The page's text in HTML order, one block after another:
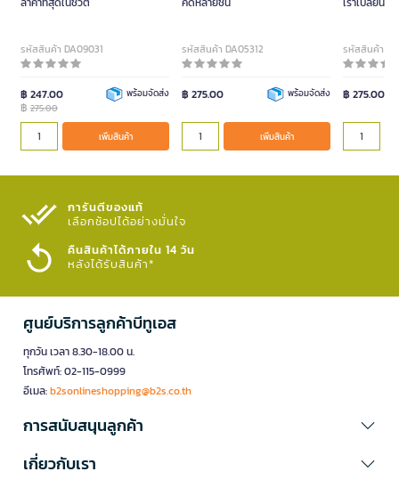
รหัสสินค้า DA09031
฿ 247.00
฿ 275.00
พร้อมจัดส่ง
เพิ่มสินค้า
รหัสสินค้า DA05312
฿ 275.00 พร้อมจัดส่ง
เพิ่มสินค้า
รหัสสินค้า
฿ 275.00
การันตีของแท้
เลือกช้อปได้อย่างมั่นใจ​
คืนสินค้าได้ภายใน 14 วัน
หลังได้รับสินค้า*
ศูนย์บริการลูกค้าบีทูเอส
ทุกวัน เวลา 8.30-18.00 น.
โทรศัพท์: 02-115-0999
อีเมล:b2sonlineshopping@b2s.co.th
การสนับสนุนลูกค้า
เกี่ยวกับเรา